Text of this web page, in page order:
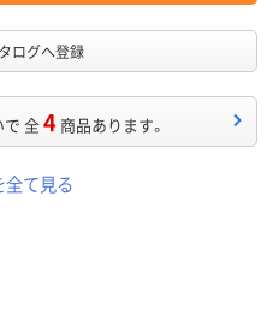
ログへ登録
で 全4 商品あります。
全て見る